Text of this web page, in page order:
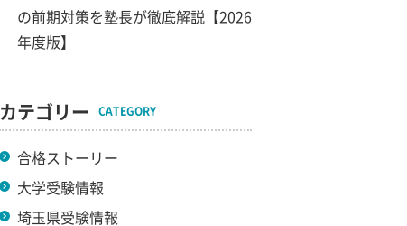
の前期対策を塾長が徹底解説【2026
年度版】
カテゴリー CATEGORY
合格ストーリー
大学受験情報
埼玉県受験情報